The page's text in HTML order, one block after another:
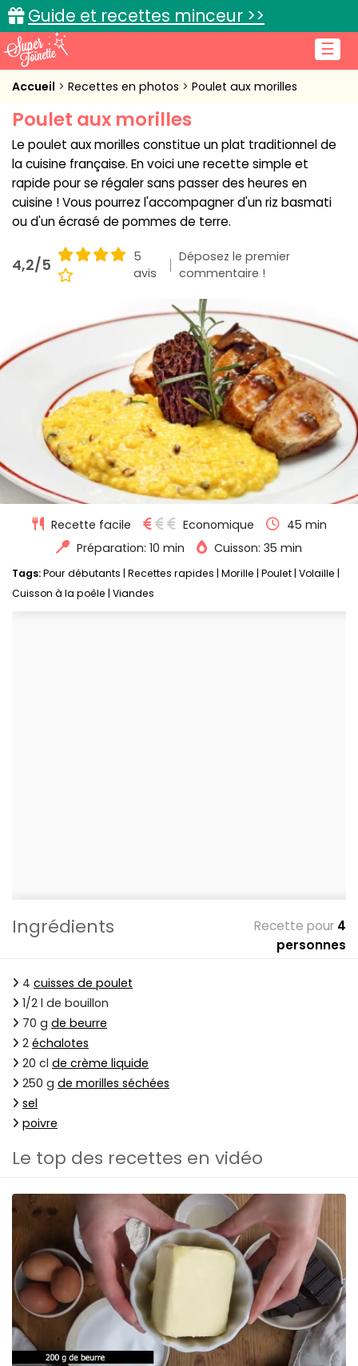
☰
Guide et recettes minceur >>
Accueil
Recettes de cuisine
Cuisine pratique
L'actu cuisine
Connexion
Accueil Recettes en photos Poulet aux morilles
Poulet aux morilles
Le poulet aux morilles constitue un plat traditionnel de
la cuisine française. En voici une recette simple et
rapide pour se régaler sans passer des heures en
cuisine ! Vous pourrez l'accompagner d'un riz basmati
ou d'un écrasé de pommes de terre.
4,2/5
5
avis
Déposez le premier
commentaire !
Recette facile Economique
45 min
Préparation: 10 min
Cuisson: 35 min
Tags:Pour débutants Recettes rapides Morille Poulet Volaille
Cuisson à la poêle Viandes
Ingrédients Recette pour 4
personnes
4 cuisses de poulet
1/2 l de bouillon
70 g de beurre
2 échalotes
20 cl de crème liquide
250 g de morilles séchées
sel
poivre
Le top des recettes en vidéo